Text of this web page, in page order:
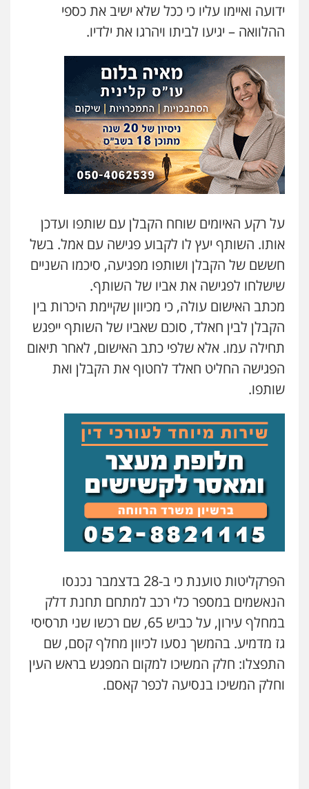
גיל דביר – משרד עורכי דין
פלילי פשיעה כלכלית צווארון לבן
0506217771
סלימאן אבו שעירה – משרד עורכי דין
פלילי בטחוני צבאי נזיקין
0547780927
עו"ד אסף גונן
פלילי פשע חמור תעבורה צבא מעצרים
0542255161
גל דהן – משרד עורך דין פלילי
פלילי פשיעה חמורה סמים מעצרים
וחקירות
0544723840
עו"ד ראוף נג'אר
פלילי עורכי דין לענייני אסירים מעצרים
רכוש
0548009246
דוד אפרים משרד עורכי דין
פלילי צווארון לבן מס הכנסה מע"מ
0506209859
עדי כרמלי – חברת עו"ד
פלילי כלכלי עורכי דין לענייני אסירים
0525060666
גיא זהבי משרד עורכי דין
פלילי משפחה
503456449
עו"ד איהאב ג'לג'ולי
פלילי מעצרים וחקירות עורכי דין לענייני
0505216700
ידועה ואיימו עליו כי ככל שלא ישיב את כספי
ההלוואה – יגיעו לביתו ויהרגו את ילדיו.
על רקע האיומים שוחח הקבלן עם שותפו ועדכן
אותו. השותף יעץ לו לקבוע פגישה עם אמל. בשל
חששם של הקבלן ושותפו מפגיעה, סיכמו השניים
שישלחו לפגישה את אביו של השותף.
מכתב האישום עולה, כי מכיוון שקיימת היכרות בין
הקבלן לבין חאלד, סוכם שאביו של השותף ייפגש
תחילה עמו. אלא שלפי כתב האישום, לאחר תיאום
הפגישה החליט חאלד לחטוף את הקבלן ואת
שותפו.
הפרקליטות טוענת כי ב-28 בדצמבר נכנסו
הנאשמים במספר כלי רכב למתחם תחנת דלק
במחלף עירון, על כביש 65, שם רכשו שני תרסיסי
גז מדמיע. בהמשך נסעו לכיוון מחלף קסם, שם
התפצלו: חלק המשיכו למקום המפגש בראש העין
וחלק המשיכו בנסיעה לכפר קאסם.